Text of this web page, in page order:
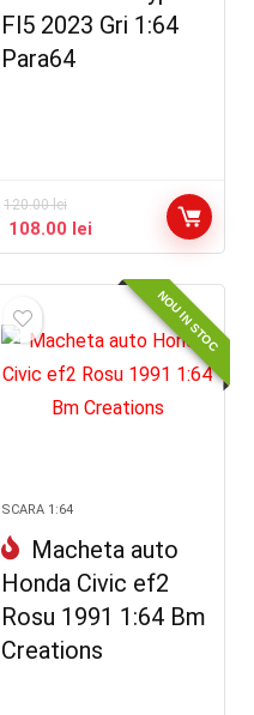
Fl5 2023 Gri 1:64
Para64
120.00lei
108.00 lei
NOU IN STOC
SCARA 1:64
Macheta auto
Honda Civic ef2
Rosu 1991 1:64 Bm
Creations